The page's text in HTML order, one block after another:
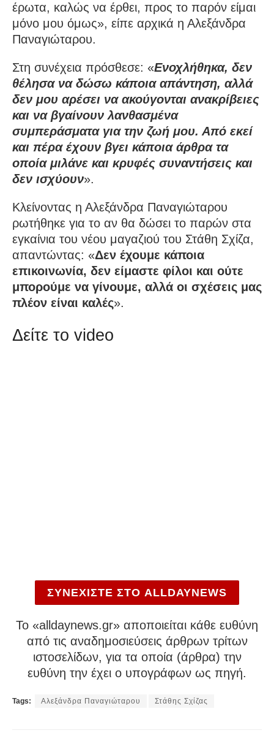
έρωτα, καλώς να έρθει, προς το παρόν είμαι
μόνο μου όμως», είπε αρχικά η Αλεξάνδρα
Παναγιώταρου.
Στη συνέχεια πρόσθεσε: «Ενοχλήθηκα, δεν
θέλησα να δώσω κάποια απάντηση, αλλά
δεν μου αρέσει να ακούγονται ανακρίβειες
και να βγαίνουν λανθασμένα
συμπεράσματα για την ζωή μου. Από εκεί
και πέρα έχουν βγει κάποια άρθρα τα
οποία μιλάνε και κρυφές συναντήσεις και
δεν ισχύουν».
Κλείνοντας η Αλεξάνδρα Παναγιώταρου
ρωτήθηκε για το αν θα δώσει το παρών στα
εγκαίνια του νέου μαγαζιού του Στάθη Σχίζα,
απαντώντας: «Δεν έχουμε κάποια
επικοινωνία, δεν είμαστε φίλοι και ούτε
μπορούμε να γίνουμε, αλλά οι σχέσεις μας
πλέον είναι καλές».
Δείτε το video
ΣΥΝΕΧΙΣΤΕ ΣΤΟ ALLDAYNEWS
To «alldaynews.gr» αποποιείται κάθε ευθύνη
από τις αναδημοσιεύσεις άρθρων τρίτων
ιστοσελίδων, για τα οποία (άρθρα) την
ευθύνη την έχει ο υπογράφων ως πηγή.
Tags: Αλεξάνδρα Παναγιώταρου Στάθης Σχίζας